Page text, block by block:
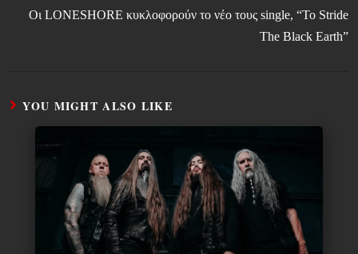
Οι LONESHORE κυκλοφορούν το νέο τους single, “To Stride
The Black Earth”
YOU MIGHT ALSO LIKE